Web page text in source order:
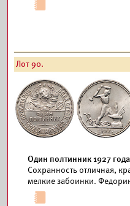
Лот 90.
Один полтинник 1927
Сохранность отличная,
мелкие забоинки.